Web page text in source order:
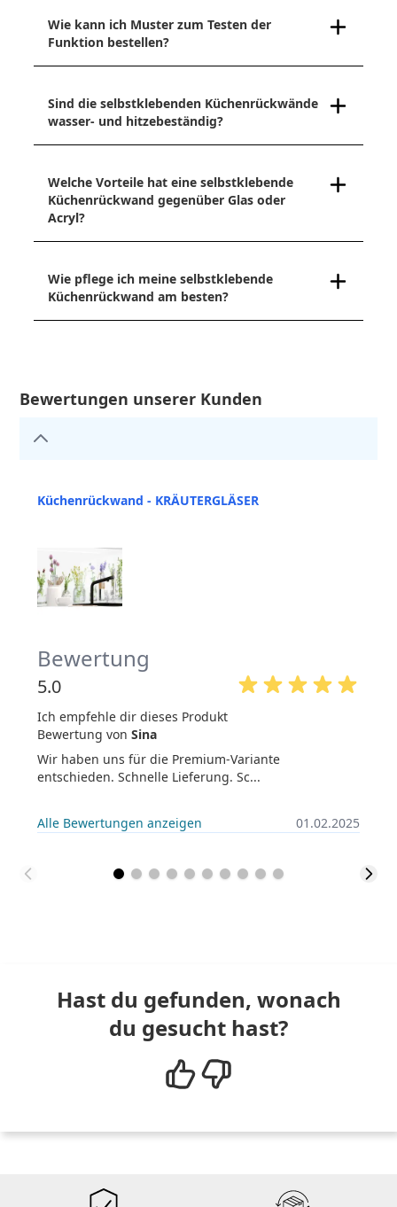
Wie kann ich Muster zum Testen der
Funktion bestellen?
Sind die selbstklebenden Küchenrückwände
wasser- und hitzebeständig?
Welche Vorteile hat eine selbstklebende
Küchenrückwand gegenüber Glas oder
Acryl?
Wie pflege ich meine selbstklebende
Küchenrückwand am besten?
Bewertungen unserer Kunden
Küchenrückwand - KRÄUTERGLÄSER
Bewertung
5.0
Ich empfehle dir dieses Produkt
Bewertung vonSina
Wir haben uns für die Premium-Variante
entschieden. Schnelle Lieferung. Sc...
Alle Bewertungen anzeigen 01.02.2025
Hast du gefunden, wonach
du gesucht hast?